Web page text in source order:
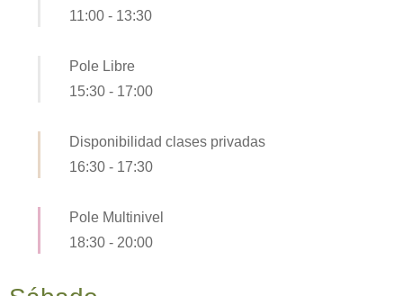
11:00 - 13:30
Pole Libre
15:30 - 17:00
Disponibilidad clases privadas
16:30 - 17:30
Pole Multinivel
18:30 - 20:00